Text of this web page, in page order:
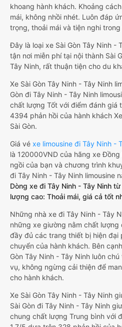
khoang hành khách. Khoảng
mái, không nhồi nhét. Luôn đáp
trọng, thoải mái và tiện nghi
Đây là loại xe Sài Gòn Tây Ninh -
tận nơi miễn phí tại nội thành Sài
Tây Ninh, rất thuận tiện cho du
Xe Sài Gòn Tây Ninh - Tây Ninh
Gòn đi Tây Ninh - Tây Ninh
chất lượng Tốt với điểm đánh
4394 phản hồi của hành khách
Sài Gòn.
Giá vé xe limousine đi Tây Ninh -
là 120000VND của hãng xe
ngồi của bạn và chương trình
đi Tây Ninh - Tây Ninh limousine
Dòng xe đi Tây Ninh - Tây Ninh
lượng cao: Thoải mái, giá cả tốt
Những nhà xe đi Tây Ninh - Tây
những xe giường nằm chất
đầy đủ các trang thiết bị hiện đại
chuyển của hành khách. Bên
Gòn Tây Ninh - Tây Ninh luôn
vụ, không ngừng cải thiện để
cho hành khách.
Xe Sài Gòn Tây Ninh - Tây Ninh
Sài Gòn đi Tây Ninh - Tây Ninh
chung chất lượng Trung bình với